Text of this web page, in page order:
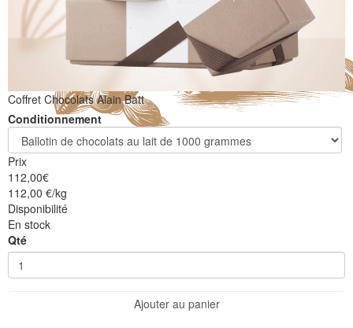
Coffret Chocolats Alain Batt
Conditionnement
Prix
112,00€
112,00 €/kg
Disponibilité
En stock
Qté
Ajouter au panier